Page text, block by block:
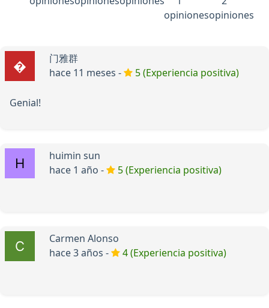
opinionesopiniones
门雅群
hace 11 meses -
5 (Experiencia positiva)
Genial!
huimin sun
hace 1 año -
5 (Experiencia positiva)
Carmen Alonso
hace 3 años -
4 (Experiencia positiva)